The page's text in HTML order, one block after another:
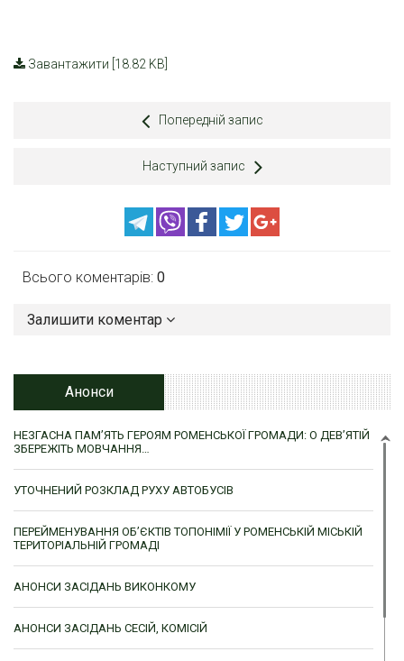
Завантажити [18.82 KB]
Попередній запис
Наступний запис
Всього коментарів: 0
Залишити коментар
Анонси
НЕЗГАСНА ПАМ’ЯТЬ ГЕРОЯМ РОМЕНСЬКОЇ ГРОМАДИ: О ДЕВ’ЯТІЙ
ЗБЕРЕЖІТЬ МОВЧАННЯ…
УТОЧНЕНИЙ РОЗКЛАД РУХУ АВТОБУСІВ
ПЕРЕЙМЕНУВАННЯ ОБ’ЄКТІВ ТОПОНІМІЇ У РОМЕНСЬКІЙ МІСЬКІЙ
ТЕРИТОРІАЛЬНІЙ ГРОМАДІ
АНОНСИ ЗАСІДАНЬ ВИКОНКОМУ
АНОНСИ ЗАСІДАНЬ СЕСІЙ, КОМІСІЙ